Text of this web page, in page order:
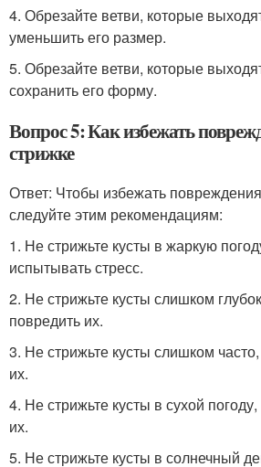
4. Обрезайте ветви, которые
уменьшить его размер.
5. Обрезайте ветви, которые
сохранить его форму.
Вопрос 5: Как избежать
стрижке
Ответ: Чтобы избежать
следуйте этим рекомендациям:
1. Не стрижьте кусты в жаркую
испытывать стресс.
2. Не стрижьте кусты слишком
повредить их.
3. Не стрижьте кусты слишком
их.
4. Не стрижьте кусты в сухой
их.
5. Не стрижьте кусты в солнечный